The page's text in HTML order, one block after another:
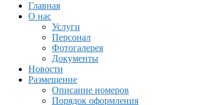
Главная
О нас
Услуги
Персонал
Фотогалерея
Документы
Новости
Размещение
Описание номеров
Порядок оформления